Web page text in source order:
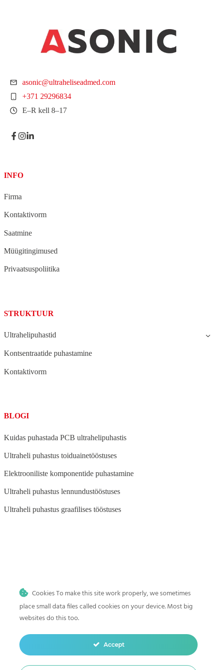
asonic@ultraheliseadmed.com
+371 29296834
E–R kell 8–17
INFO
Firma
Kontaktivorm
Saatmine
Müügitingimused
Privaatsuspoliitika
STRUKTUUR
Ultrahelipuhastid
Kontsentraatide puhastamine
Kontaktivorm
BLOGI
Kuidas puhastada PCB ultrahelipuhastis
Ultraheli puhastus toiduainetööstuses
Elektrooniliste komponentide puhastamine
Ultraheli puhastus lennundustööstuses
Ultraheli puhastus graafilises tööstuses
Ultraheli puhastus meditsiini-, tätoveeringu- ja hambaravi
kliinikutele
Ultraheli puhastus kodus
Mis on ultraheli puhastus? Sügava ja täpse puhastuse teaduslik alus
Ultraheli puhastamine hambaravi instrumendid
Cookies To make this site work properly, we sometimes
place small data files called cookies on your device. Most big
websites do this too.
Accept